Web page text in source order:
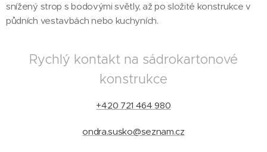
snížený strop s bodovými světly, až po složité konstrukce v
půdních vestavbách nebo kuchyních.
Rychlý kontakt na sádrokartonové
konstrukce
+420 721 464 980
ondra.susko@seznam.cz